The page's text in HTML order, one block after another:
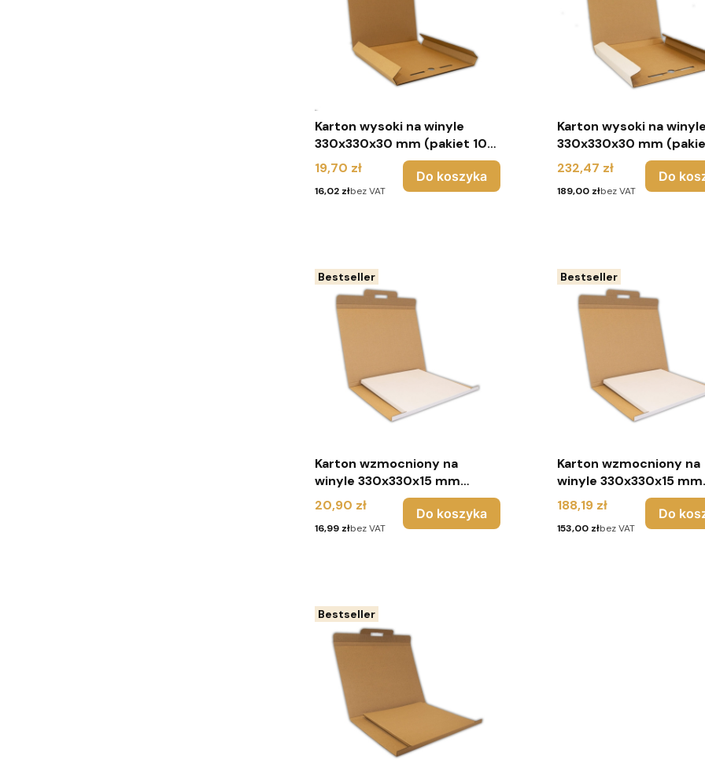
Karton wysoki na winyle
330x330x30 mm (pakiet 10
sztuk) - brąz
Cena
19,70 zł
Cena
16,02 złbez VAT
Do koszyka
Karton wysoki na
330x330x30 mm
sztuk) - biały
Cena
232,47 zł
Cena
189,00 złbez VAT
Do
Bestseller
Karton wzmocniony na
winyle 330x330x15 mm
(pakiet 10 sztuk) - biały
Cena
20,90 zł
Cena
16,99 złbez VAT
Do koszyka
Bestseller
Karton wzmocniony na
winyle 330x330x15 mm
(pakiet 100 sztuk) -
Cena
188,19 zł
Cena
153,00 złbez VAT
Do
Bestseller